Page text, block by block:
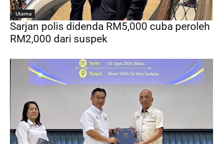
Utama
Sarjan polis didenda RM5,000 cuba peroleh
RM2,000 dari suspek